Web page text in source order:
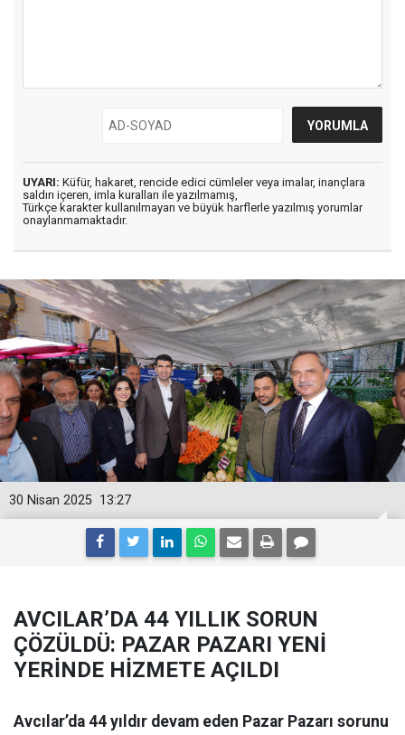
UYARI: Küfür, hakaret, rencide edici cümleler veya imalar, inançlara
saldırı içeren, imla kuralları ile yazılmamış,
Türkçe karakter kullanılmayan ve büyük harflerle yazılmış yorumlar
onaylanmamaktadır.
13:27
30 Nisan 2025
AVCILAR’DA 44 YILLIK SORUN
ÇÖZÜLDÜ: PAZAR PAZARI YENİ
YERİNDE HİZMETE AÇILDI
Avcılar’da 44 yıldır devam eden Pazar Pazarı sorunu